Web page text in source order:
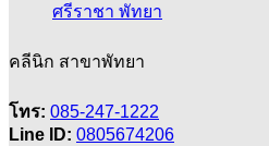
ศรีราชา พัทยา
คลีนิก สาขาพัทยา
โทร: 085-247-1222
Line ID: 0805674206